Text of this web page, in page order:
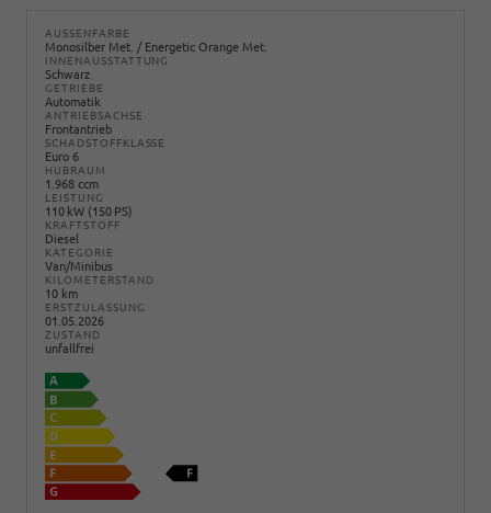
AUSSENFARBE
Monosilber Met. / Energetic Orange Met.
INNENAUSSTATTUNG
Schwarz
GETRIEBE
Automatik
ANTRIEBSACHSE
Frontantrieb
SCHADSTOFFKLASSE
Euro 6
HUBRAUM
1.968 ccm
LEISTUNG
110 kW (150 PS)
KRAFTSTOFF
Diesel
KATEGORIE
Van/Minibus
KILOMETERSTAND
10 km
ERSTZULASSUNG
01.05.2026
ZUSTAND
unfallfrei